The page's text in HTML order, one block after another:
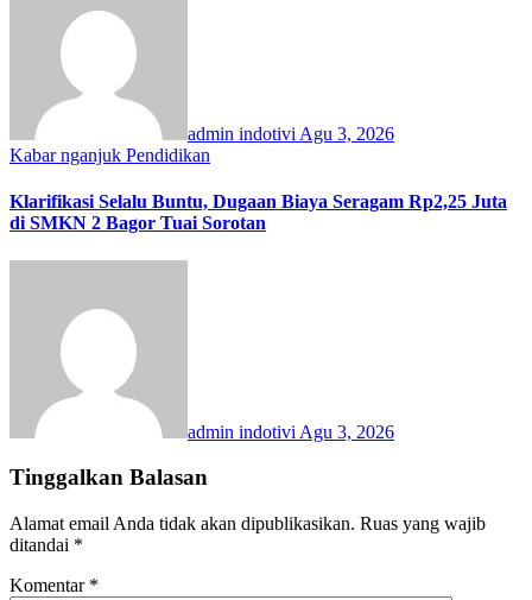
admin indotivi Agu 3, 2026
Kabar nganjuk Pendidikan
Klarifikasi Selalu Buntu, Dugaan Biaya Seragam Rp2,25 Juta
di SMKN 2 Bagor Tuai Sorotan
admin indotivi Agu 3, 2026
Tinggalkan Balasan
Alamat email Anda tidak akan dipublikasikan. Ruas yang wajib
ditandai *
Komentar *